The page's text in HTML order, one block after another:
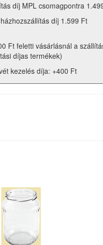
díj MPL csomagpontra
díj 1.599 Ft
Ft feletti vásárlásnál a
díjas termékek)
kezelés díja: +400 Ft